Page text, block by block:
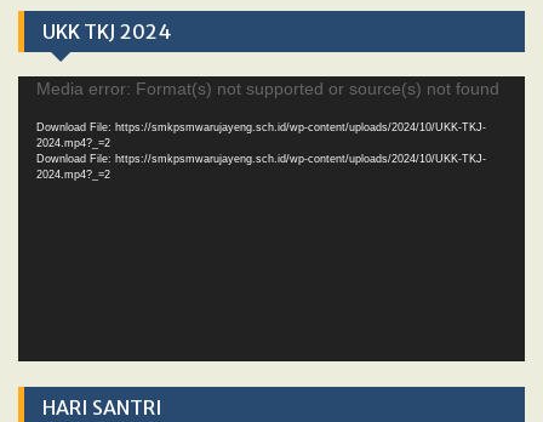
UKK TKJ 2024
Video
Media error: Format(s) not supported or source(s) not found
Download File: https://smkpsmwarujayeng.sch.id/wp-content/uploads/2024/10/UKK-TKJ-
2024.mp4?_=2
Download File: https://smkpsmwarujayeng.sch.id/wp-content/uploads/2024/10/UKK-TKJ-
2024.mp4?_=2
HARI SANTRI